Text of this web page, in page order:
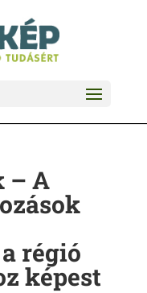
– A
régió
képest